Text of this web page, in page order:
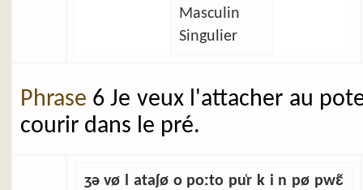
Masculin
Singulier
Phrase 6 Je veux l'attacher au
courir dans le pré.
ʒə vø l ataʃø o poːto pu̜r k i n pø pwɛ̃